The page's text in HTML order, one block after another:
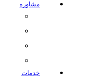
مشاوره
خدمات